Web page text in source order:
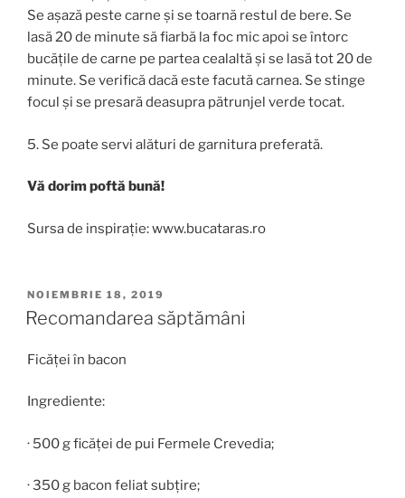
Se așază peste carne și se toarnă restul de bere. Se
lasă 20 de minute să fiarbă la foc mic apoi se întorc
bucățile de carne pe partea cealaltă și se lasă tot 20 de
minute. Se verifică dacă este facută carnea. Se stinge
focul și se presară deasupra pătrunjel verde tocat.
5. Se poate servi alături de garnitura preferată.
Vă dorim poftă bună!
Sursa de inspirație: www.bucataras.ro
PUBLICAT
PE
NOIEMBRIE 18, 2019
Recomandarea săptămâni
Ficăței în bacon
Ingrediente:
· 500 g ficăței de pui Fermele Crevedia;
· 350 g bacon feliat subțire;